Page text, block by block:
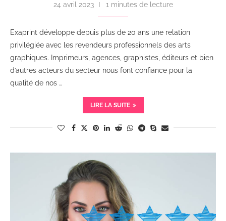
24 avril 2023 1 minutes de lecture
Exaprint développe depuis plus de 20 ans une relation
privilégiée avec les revendeurs professionnels des arts
graphiques. Imprimeurs, agences, graphistes, éditeurs et bien
d’autres acteurs du secteur nous font confiance pour la
qualité de nos …
LIRE LA SUITE